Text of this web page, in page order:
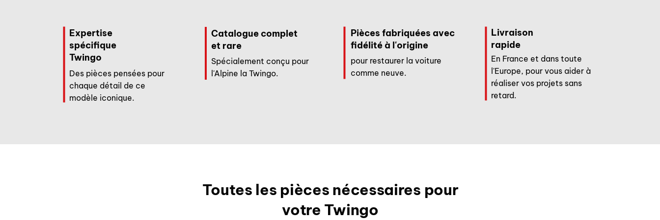
Expertise
spécifique
Twingo
Des pièces pensées pour
chaque détail de ce
modèle iconique.
Catalogue complet
et rare
Spécialement conçu pour
l'Alpine la Twingo.
Pièces fabriquées avec
fidélité à l'origine
pour restaurer la voiture
comme neuve.
Livraison
rapide
En France et dans toute
l'Europe, pour vous aider à
réaliser vos projets sans
retard.
Toutes les pièces nécessaires pour
votre Twingo